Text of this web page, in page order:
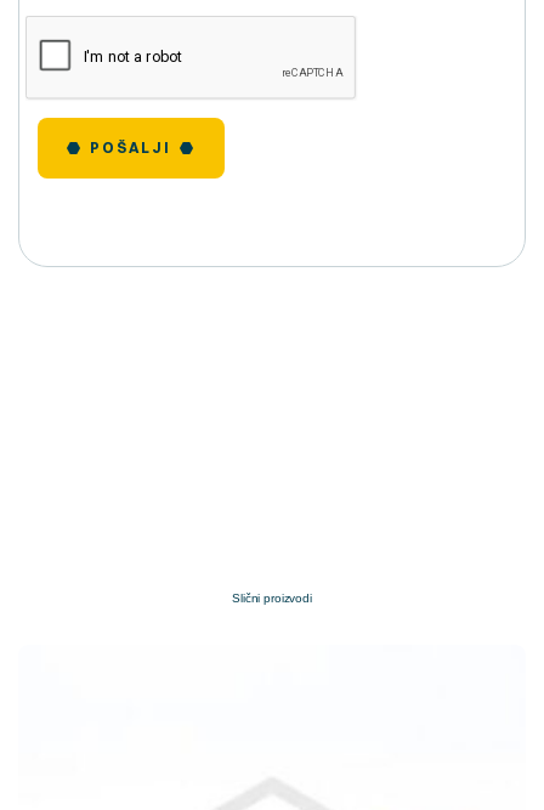
POŠALJI
Slični proizvodi